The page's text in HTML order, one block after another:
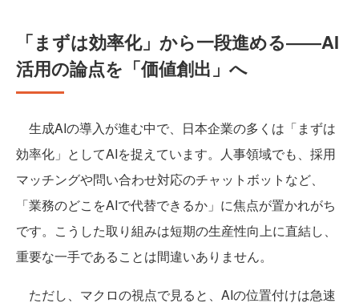
「まずは効率化」から一段進める――AI
活用の論点を「価値創出」へ
生成AIの導入が進む中で、日本企業の多くは「まずは
効率化」としてAIを捉えています。人事領域でも、採用
マッチングや問い合わせ対応のチャットボットなど、
「業務のどこをAIで代替できるか」に焦点が置かれがち
です。こうした取り組みは短期の生産性向上に直結し、
重要な一手であることは間違いありません。
ただし、マクロの視点で見ると、AIの位置付けは急速